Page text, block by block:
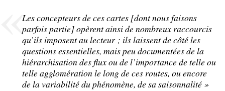
Les concepteurs de ces cartes [dont nous faisons
parfois partie] opèrent ainsi de nombreux raccourcis
qu’ils imposent au lecteur ; ils laissent de côté les
questions essentielles, mais peu documentées de la
hiérarchisation des flux ou de l’importance de telle ou
telle agglomération le long de ces routes, ou encore
de la variabilité du phénomène, de sa saisonnalité »